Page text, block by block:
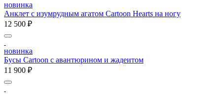
новинка
Анклет с изумрудным агатом Cartoon Hearts на ногу
12 500 ₽
новинка
Бусы Cartoon с авантюрином и жадеитом
11 900 ₽